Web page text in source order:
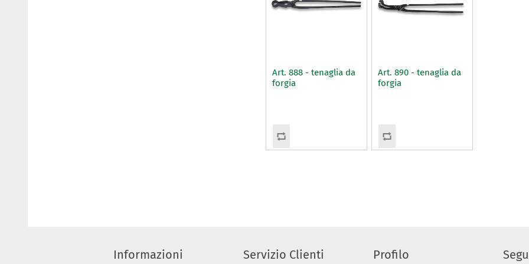
Art. 888 - tenaglia da
forgia
Art. 890 - tenaglia da
forgia
Informazioni Servizio Clienti Profilo